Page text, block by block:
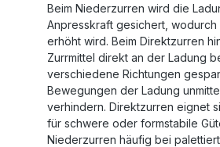
Beim Niederzurren wird die
Anpresskraft gesichert, wodurch
erhöht wird. Beim Direktzurren
Zurrmittel direkt an der Ladung
verschiedene Richtungen
Bewegungen der Ladung
verhindern. Direktzurren eignet
für schwere oder formstabile
Niederzurren häufig bei